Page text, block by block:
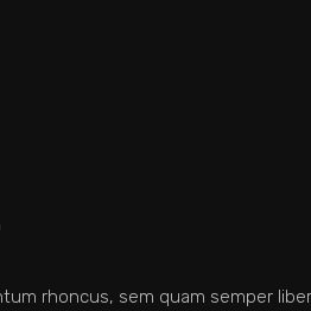
rhoncus, sem quam semper